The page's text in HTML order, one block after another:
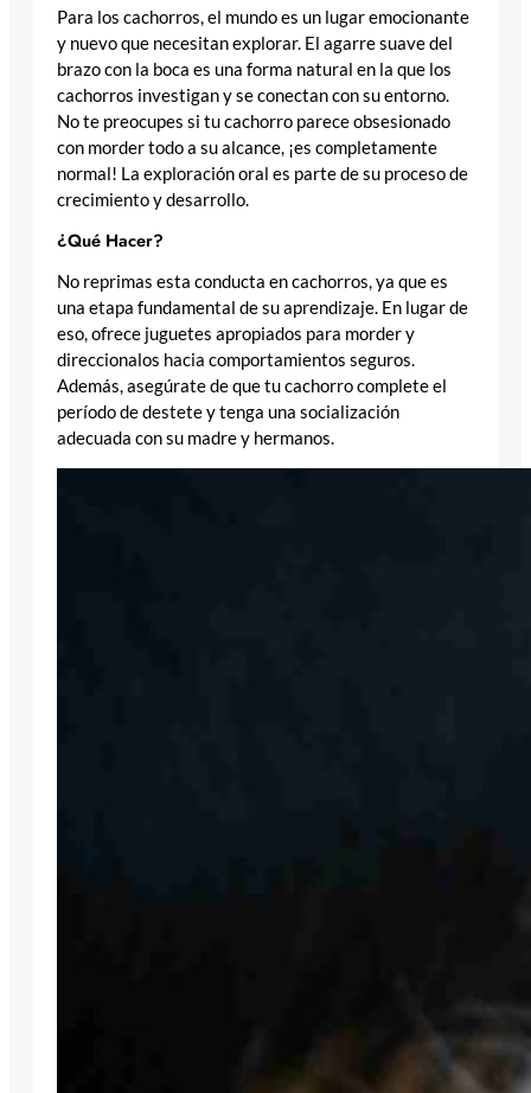
Para los cachorros, el mundo es un lugar emocionante
y nuevo que necesitan explorar. El agarre suave del
brazo con la boca es una forma natural en la que los
cachorros investigan y se conectan con su entorno.
No te preocupes si tu cachorro parece obsesionado
con morder todo a su alcance, ¡es completamente
normal! La exploración oral es parte de su proceso de
crecimiento y desarrollo.
¿Qué Hacer?
No reprimas esta conducta en cachorros, ya que es
una etapa fundamental de su aprendizaje. En lugar de
eso, ofrece juguetes apropiados para morder y
direccionalos hacia comportamientos seguros.
Además, asegúrate de que tu cachorro complete el
período de destete y tenga una socialización
adecuada con su madre y hermanos.